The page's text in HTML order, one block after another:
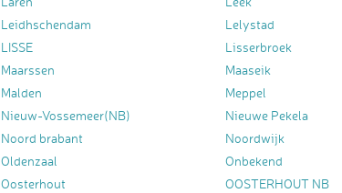
Leidhschendam Lelystad
LISSE Lisserbroek
Maarssen Maaseik
Malden Meppel
Nieuw-Vossemeer(NB) Nieuwe Pekela
Noord brabant Noordwijk
Oldenzaal Onbekend
Oosterhout OOSTERHOUT NB